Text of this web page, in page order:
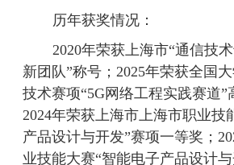
历年获奖情况：
2020年荣获上海市“通信技
新团队”称号；2025年荣获全国
技术赛项“5G网络工程实践赛道”
2024年荣获上海市上海市职业技
产品设计与开发”赛项一等奖；
业技能大赛“智能电子产品设计